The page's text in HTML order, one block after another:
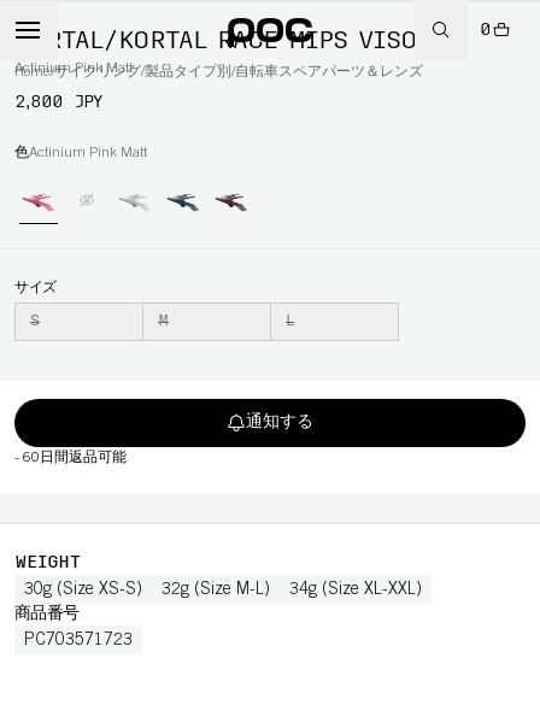
0
Home/サイクリング/製品タイプ別 /自転車スペアパーツ＆レンズ
KORTAL/KORTAL RACE MIPS VISOR
Actinium Pink Matt
2,800 JPY
色Actinium Pink Matt
サイズ
S M L
通知する
- 60日間返品可能
WEIGHT
30g (Size XS-S) 32g (Size M-L) 34g (Size XL-XXL)
商品番号
PC703571723